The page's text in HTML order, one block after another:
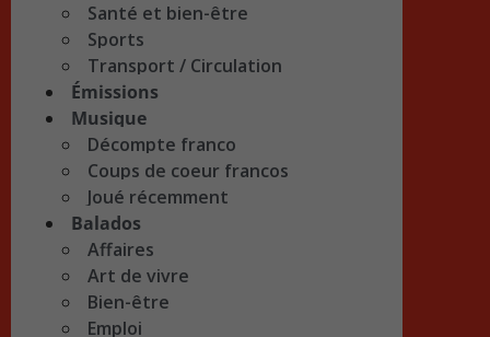
Santé et bien-être
Sports
Transport / Circulation
Émissions
Musique
Décompte franco
Coups de coeur francos
Joué récemment
Balados
Affaires
Art de vivre
Bien-être
Emploi